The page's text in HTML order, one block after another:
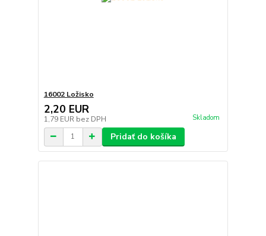
16002 Ložisko
2,20 EUR
1,79 EUR bez DPH Skladom
Pridať do košíka